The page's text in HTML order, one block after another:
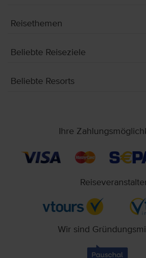
Reisethemen
Beliebte Reiseziele
Beliebte Resorts
Ihre
Wir sind